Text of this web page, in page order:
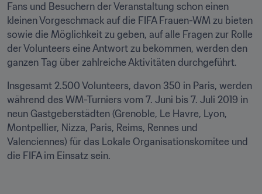
Fans und Besuchern der Veranstaltung schon einen
kleinen Vorgeschmack auf die FIFA Frauen-WM zu bieten
sowie die Möglichkeit zu geben, auf alle Fragen zur Rolle
der Volunteers eine Antwort zu bekommen, werden den
ganzen Tag über zahlreiche Aktivitäten durchgeführt.
Insgesamt 2.500 Volunteers, davon 350 in Paris, werden
während des WM-Turniers vom 7. Juni bis 7. Juli 2019 in
neun Gastgeberstädten (Grenoble, Le Havre, Lyon,
Montpellier, Nizza, Paris, Reims, Rennes und
Valenciennes) für das Lokale Organisationskomitee und
die FIFA im Einsatz sein.